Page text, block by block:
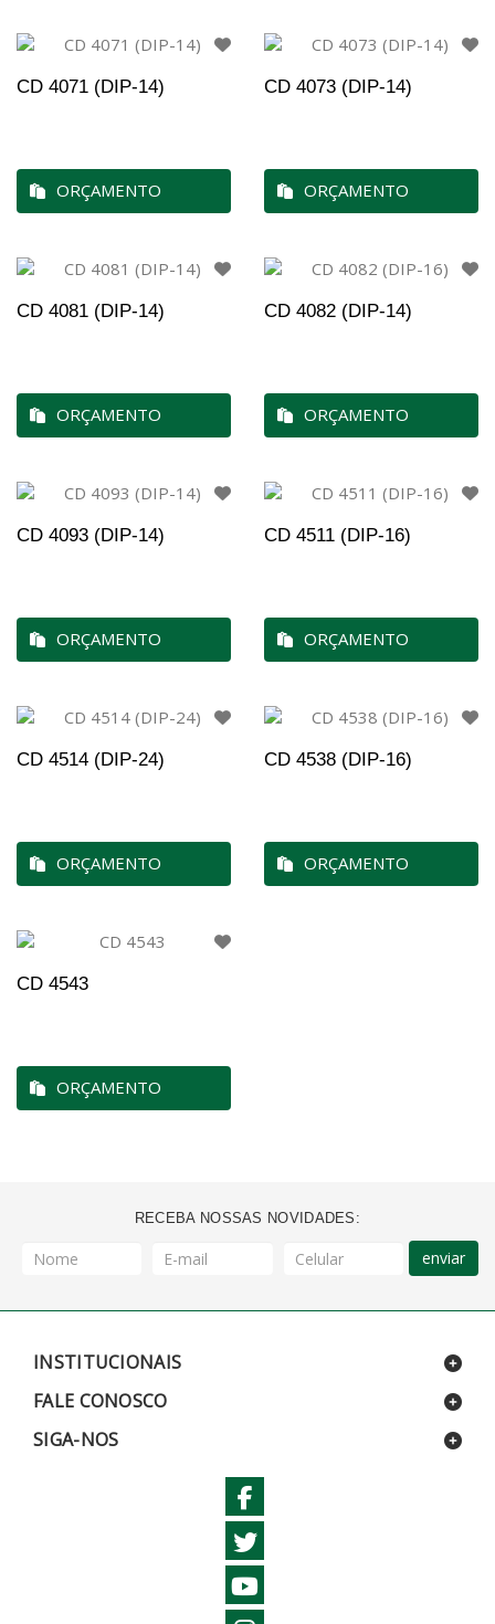
CD 4071 (DIP-14)
ORÇAMENTO
CD 4073 (DIP-14)
ORÇAMENTO
CD 4081 (DIP-14)
ORÇAMENTO
CD 4082 (DIP-14)
ORÇAMENTO
CD 4093 (DIP-14)
ORÇAMENTO
CD 4511 (DIP-16)
ORÇAMENTO
CD 4514 (DIP-24)
ORÇAMENTO
CD 4538 (DIP-16)
ORÇAMENTO
CD 4543
ORÇAMENTO
RECEBA NOSSAS NOVIDADES:
enviar
INSTITUCIONAIS
FALE CONOSCO
SIGA-NOS